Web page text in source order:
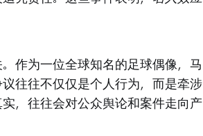
作为一位全球知名的足球偶像，马
往往不仅仅是个人行为，而是牵涉
，往往会对公众舆论和案件走向产